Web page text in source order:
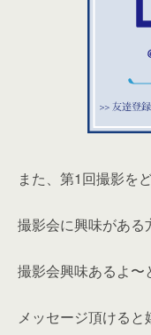
また、第1回撮影を
撮影会に興味がある
撮影会興味あるよ〜
メッセージ頂けると